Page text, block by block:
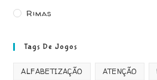
Rimas
Tags De Jogos
ALFABETIZAÇÃO ATENÇÃO